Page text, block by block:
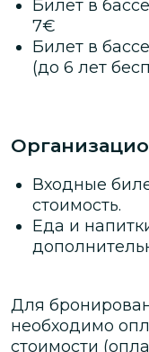
какой
Билет в
7€
Билет в
(до 6 лет
Входные
стоимость.
Еда и
Для
необходимо
стоимости